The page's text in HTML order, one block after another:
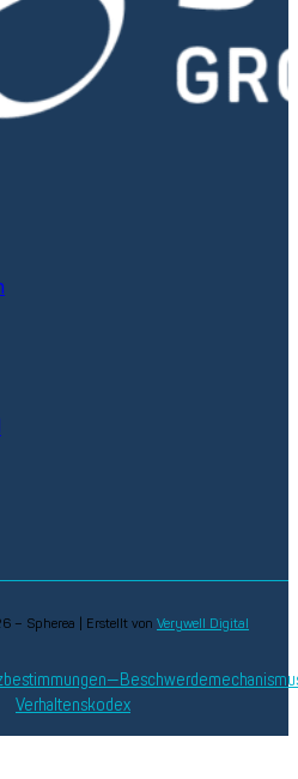
die sich Ihren Bedürfnissen anpasst
– Spherea | Erstellt von Verywell Digital
Verhaltenskodex